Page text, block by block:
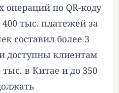
операций по QR-коду
тыс. платежей за
составил более 3
доступны клиентам
в Китае и до 350